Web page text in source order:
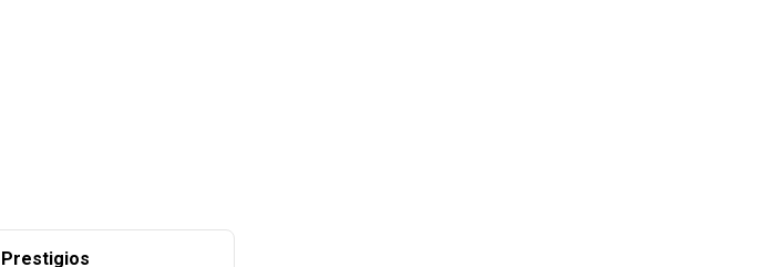
Prestigios